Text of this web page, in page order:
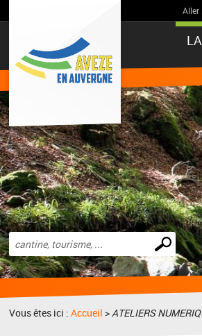
Aller :
Effectuer
une
recherche
Vous êtes ici :Accueil >ATELIERS